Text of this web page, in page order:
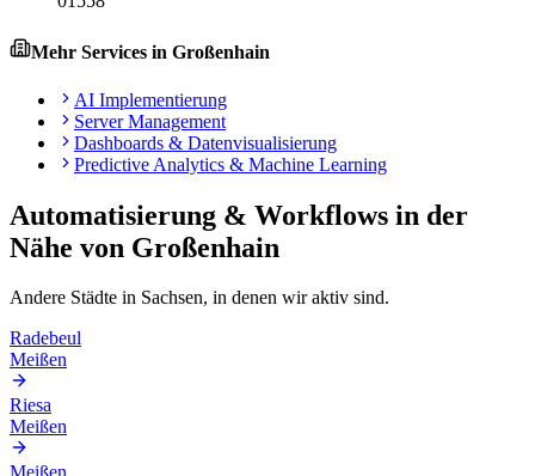
Mehr Services in Großenhain
AI Implementierung
Server Management
Dashboards & Datenvisualisierung
Predictive Analytics & Machine Learning
Automatisierung & Workflows in der
Nähe von Großenhain
Andere Städte in Sachsen, in denen wir aktiv sind.
Radebeul
Meißen
Riesa
Meißen